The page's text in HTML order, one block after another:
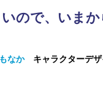
ので、いま
なか キャラクターデ